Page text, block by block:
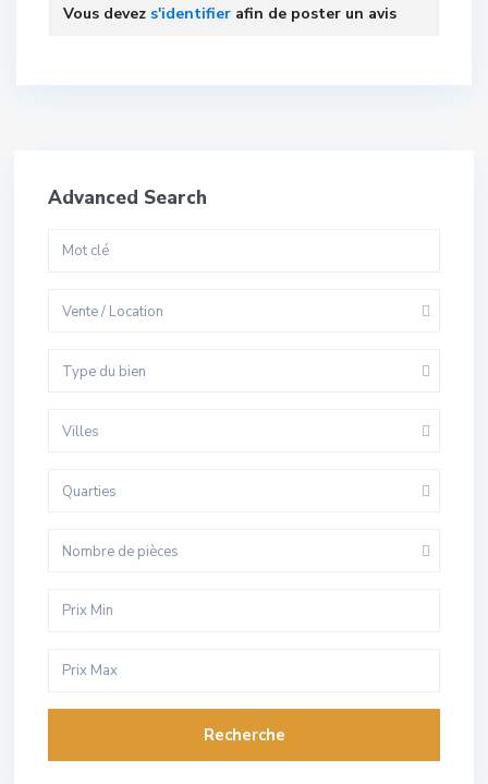
Vous devez s'identifier afin de poster un avis
Advanced Search
Vente / Location
Type du bien
Villes
Quarties
Nombre de pièces
Recherche